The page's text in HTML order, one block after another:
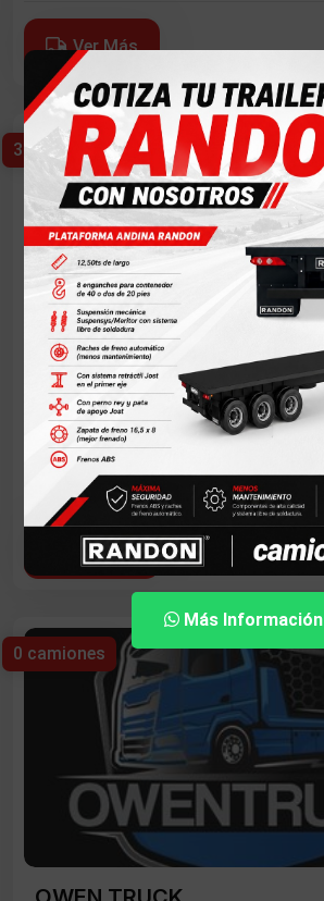
Más Información
Ver Más
31 camiones
Usados la Mayorista
Compraventa
Itagüí - Antioquia
Ver Más
0 camiones